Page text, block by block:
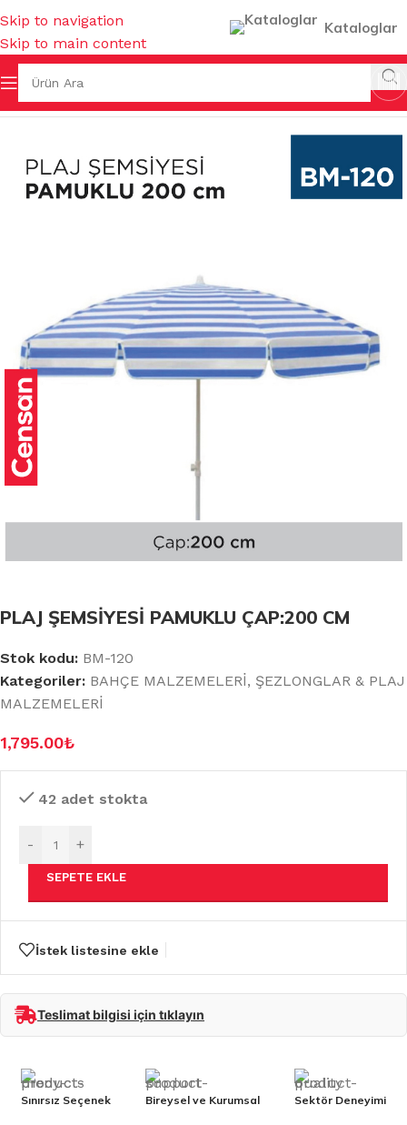
Skip to navigation
Skip to main content
Kataloglar
MALZEMELERİ ŞEZLONGLAR & PLAJ MALZEMELERİ
PLAJ ŞEMSİYESİ PAMUKLU ÇAP:200 CM
Stok kodu: BM-120
Kategoriler: BAHÇE MALZEMELERİ, ŞEZLONGLAR & PLAJ
MALZEMELERİ
1,795.00₺
42 adet stokta
- +
SEPETE EKLE
İstek listesine ekle
Teslimat bilgisi için tıklayın
Sınırsız Seçenek Bireysel ve Kurumsal Sektör Deneyimi